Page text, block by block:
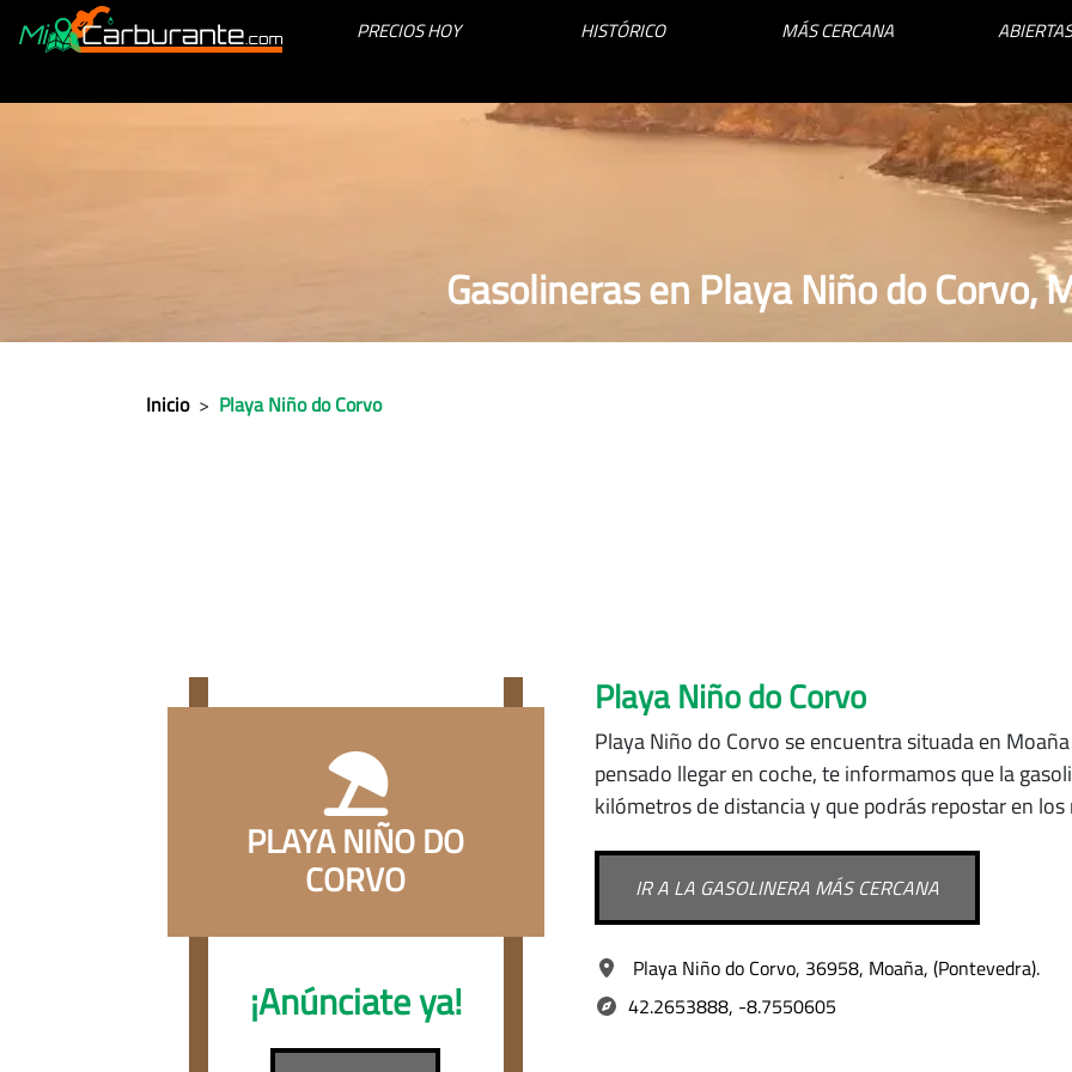
PRECIOS HOY HISTÓRICO MÁS CERCANA
Gasolineras en Playa Niño do Corvo,
Inicio > Playa Niño do Corvo
PLAYA NIÑO DO
CORVO
¡Anúnciate ya!
Playa Niño do Corvo
Playa Niño do Corvo se encuentra situadaen
pensado llegar en coche, te informamos que la
kilómetros de distancia y que podrás repostar en
IR A LA GASOLINERA MÁS CERCANA
Playa Niño do Corvo, 36958, Moaña, (Pontevedra).
42.2653888, -8.7550605